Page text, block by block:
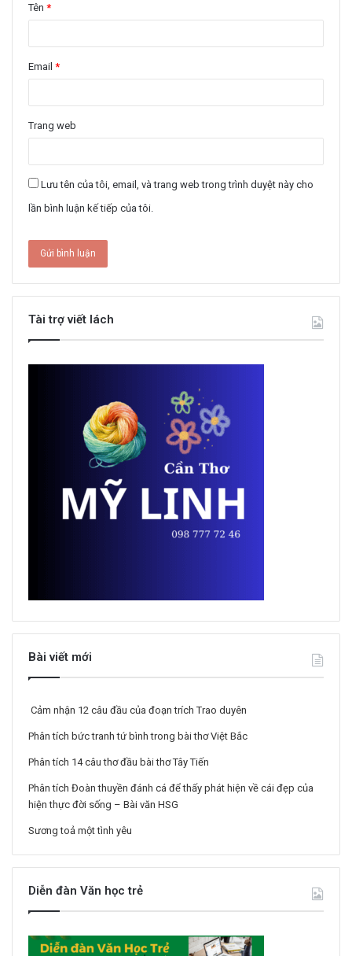
Tên *
Email *
Trang web
Lưu tên của tôi, email, và trang web trong trình duyệt này cho
lần bình luận kế tiếp của tôi.
Tài trợ viết lách
Bài viết mới
Cảm nhận 12 câu đầu của đoạn trích Trao duyên
Phân tích bức tranh tứ bình trong bài thơ Việt Bắc
Phân tích 14 câu thơ đầu bài thơ Tây Tiến
Phân tích Đoàn thuyền đánh cá để thấy phát hiện về cái đẹp của
hiện thực đời sống – Bài văn HSG
Sương toả một tình yêu
Diễn đàn Văn học trẻ